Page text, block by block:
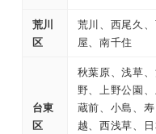
荒川
区
荒川、西尾久
屋、南千住
台東
区
秋葉原、浅草
野、上野公園
蔵前、小島、
越、西浅草、